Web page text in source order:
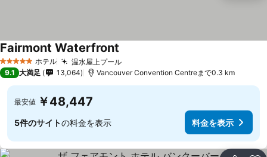
5 ホテルのランク
ホテル 温水屋上プール料金を表示
Fairmont Waterfront
9.1 大満足 13,064 Vancouver Convention Centreまで0.3 km
最安値 ￥48,447
5件のサイトの料金を表示 料金を表示